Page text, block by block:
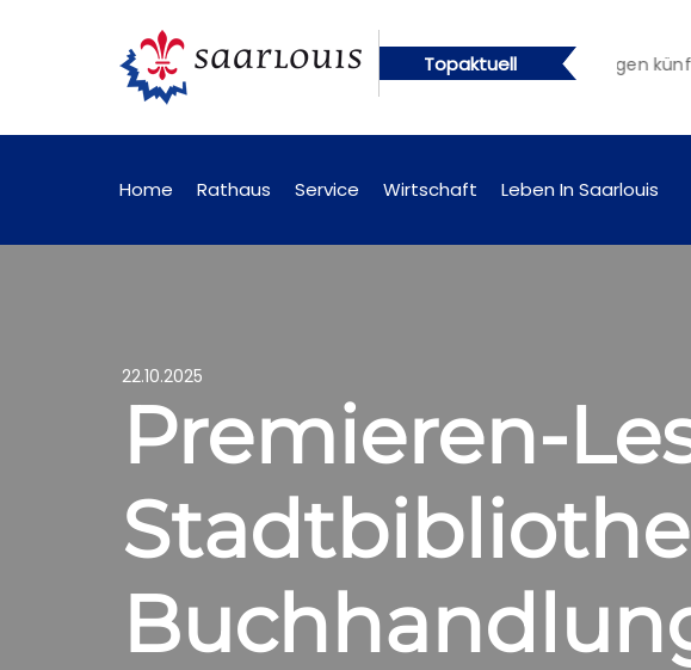
Topaktuell
künftig online abrufbar Öffentliche Bekanntmachungen künftig
Home Rathaus Service Wirtschaft Leben In Saarlouis
22.10.2025
Premieren-